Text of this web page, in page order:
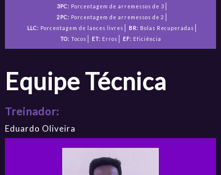
3PC: Porcentagem de arremessos de 3
2PC: Porcentagem de arremessos de 2
LLC: Porcentagem de lances livres BR: Bolas Recuperadas
TO: Tocos ET: Erros EF: Eficiência
Equipe Técnica
Treinador:
Eduardo Oliveira